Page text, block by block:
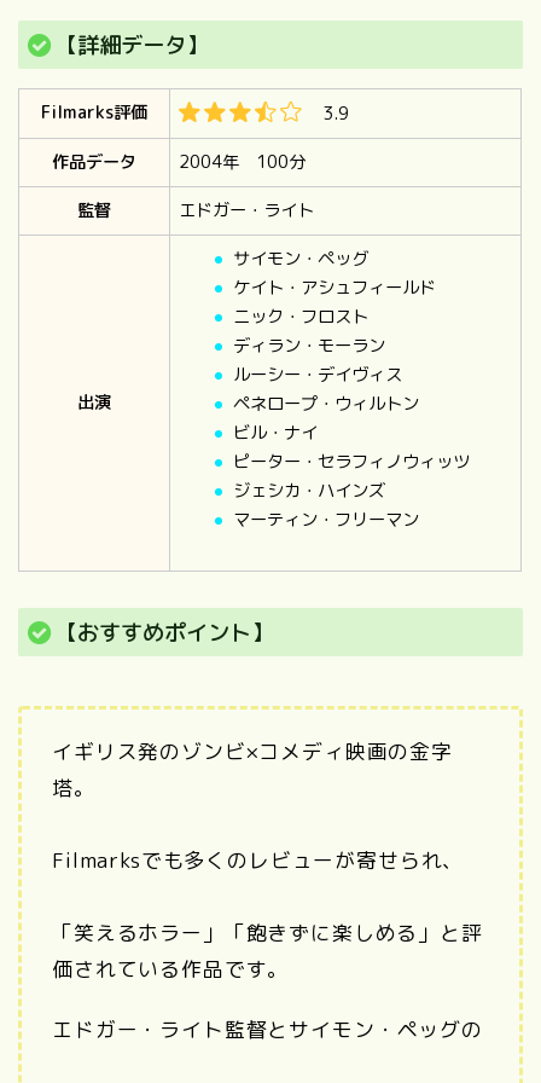
【詳細データ】
Filmarks評価
3.9
作品データ
2004年 100分
監督
エドガー・ライト
出演
サイモン・ペッグ
ケイト・アシュフィールド
ニック・フロスト
ディラン・モーラン
ルーシー・デイヴィス
ペネロープ・ウィルトン
ビル・ナイ
ピーター・セラフィノウィッツ
ジェシカ・ハインズ
マーティン・フリーマン
【おすすめポイント】
イギリス発のゾンビ×コメディ映画の金字
塔。
Filmarksでも多くのレビューが寄せられ、
「笑えるホラー」「飽きずに楽しめる」と評
価されている作品です。
エドガー・ライト監督とサイモン・ペッグの